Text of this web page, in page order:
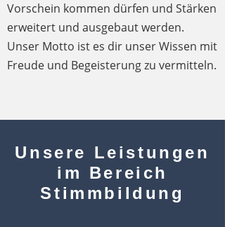
Vorschein kommen dürfen und Stärken
erweitert und ausgebaut werden.
Unser Motto ist es dir unser Wissen mit
Freude und Begeisterung zu vermitteln.
Unsere Leistungen
im Bereich
Stimmbildung